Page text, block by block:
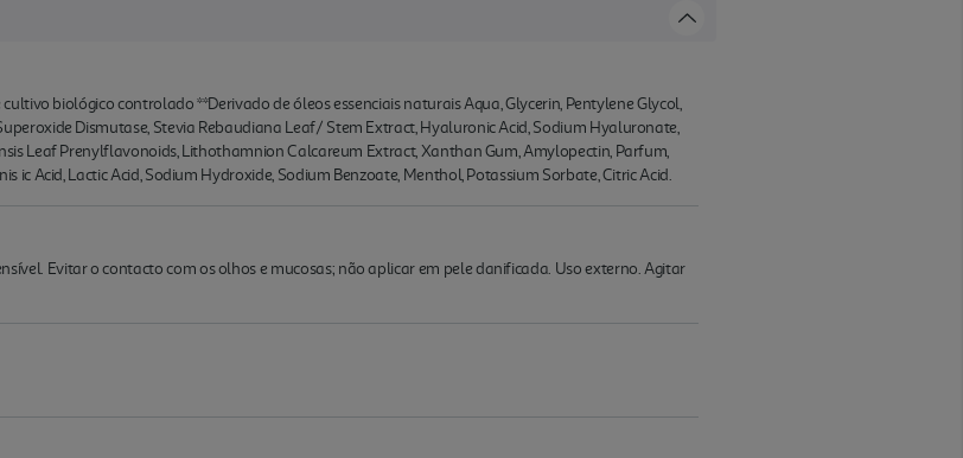
biológico controlado **Derivado de óleos essenciais naturais Aqua, Glycerin, Pentylene Glycol,
Dismutase, Stevia Rebaudiana Leaf/ Stem Extract, Hyaluronic Acid, Sodium Hyaluronate,
Leaf Prenylflavonoids, Lithothamnion Calcareum Extract, Xanthan Gum, Amylopectin, Parfum,
ic Acid, Lactic Acid, Sodium Hydroxide, Sodium Benzoate, Menthol, Potassium Sorbate, Citric Acid.
Evitar o contacto com os olhos e mucosas; não aplicar em pele danificada. Uso externo. Agitar